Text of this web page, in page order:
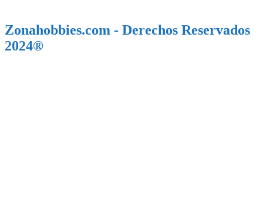
Zonahobbies.com - Derechos Reservados
2024®